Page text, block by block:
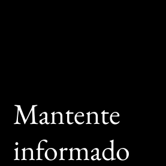
Mantente
informado